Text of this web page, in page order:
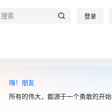
登录
嗨！朋友
所有的伟大，都源于一个勇敢的开始